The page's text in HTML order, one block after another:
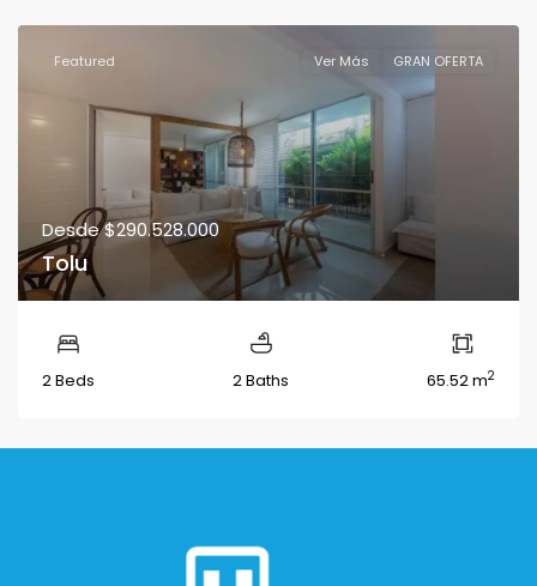
Featured Ver Más GRAN OFERTA
Desde$290.528.000
Tolu
2 Beds 2 Baths 65.52 m2